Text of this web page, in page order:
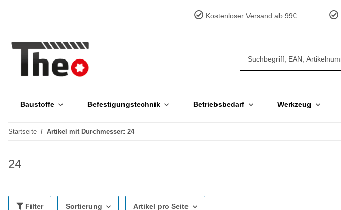
Kostenloser Versand ab 99€
Baustoffe Befestigungstechnik Betriebsbedarf Werkzeug
Startseite Artikel mit Durchmesser: 24
24
Filter Sortierung Artikel pro Seite